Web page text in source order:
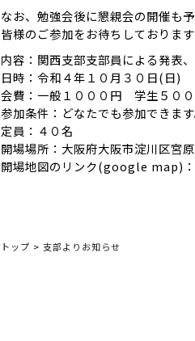
なお、勉強会後に懇親会の開催も予
皆様のご参加をお待ちしております
内容：関西支部支部員による発
日時：令和４年１０月３０日(日)
会費：一般１０００円 学生５０
参加条件：どなたでも参加できます
定員：４０名
開場場所：大阪府大阪市淀川区宮
開場地図のリンク(google map)：
トップ > 支部よりお知らせ